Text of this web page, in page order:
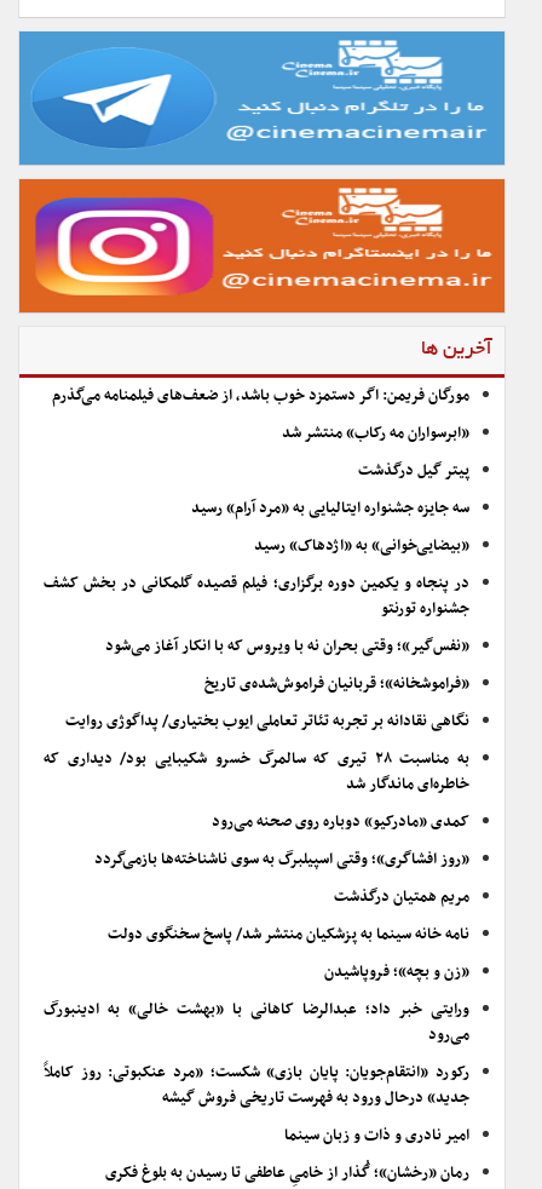
آخرین ها
مورگان فریمن: اگر دستمزد خوب باشد، از ضعف‌های فیلمنامه می‌گذرم
«ابرسواران مه رکاب» منتشر شد
پیتر گیل درگذشت
سه جایزه جشنواره ایتالیایی به «مرد آرام» رسید
«بیضایی‌خوانی» به «اژدهاک» رسید
در پنجاه و یکمین دوره برگزاری؛ فیلم قصیده گلمکانی در بخش کشف
جشنواره تورنتو
«نفس‌گیر»؛ وقتی بحران نه با ویروس که با انکار آغاز می‌شود
«فراموشخانه»؛ قربانیان فراموش‌شده‌ی تاریخ
نگاهی نقادانه بر تجربه تئاتر تعاملی ایوب بختیاری/ پداگوژی روایت
به مناسبت ۲۸ تیری که سالمرگ خسرو شکیبایی بود/ دیداری که
خاطره‌ای ماندگار شد
کمدی «مادرکیو» دوباره روی صحنه می‌رود
«روز افشاگری»؛ وقتی اسپیلبرگ به سوی ناشناخته‌ها بازمی‌گردد
مریم همتیان درگذشت
نامه خانه سینما به پزشکیان منتشر شد/ پاسخ سخنگوی دولت
«زن و بچه»؛ فروپاشیدن
ورایتی خبر داد؛ عبدالرضا کاهانی با «بهشت خالی» به ادینبورگ
می‌رود
رکورد «انتقام‌جویان: پایان بازی» شکست؛ «مرد عنکبوتی: روز کاملاً
جدید» درحال ورود به فهرست تاریخی فروش گیشه
امیر نادری و ذات و زبان سینما
رمان «رخشان»؛ گُذار از خامیِ عاطفی تا رسیدن به بلوغ فکری